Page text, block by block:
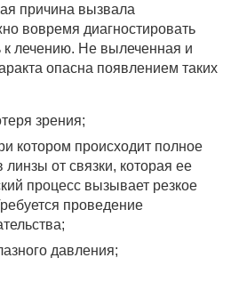
причина вызвала
вовремя диагностировать
к лечению. Не вылеченная и
опасна появлением таких
зрения;
котором происходит полное
от связки, которая ее
процесс вызывает резкое
проведение
давления;